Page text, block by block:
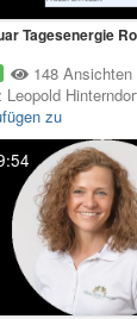
Tagesenergie
148 Ansichten
Leopold
zu